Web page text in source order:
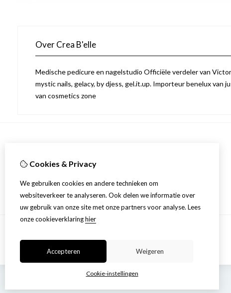
Over Crea B'elle
Medische pedicure en nagelstudio Officiële verdeler van
mystic nails, gelacy, by djess, gel.it.up. Importeur benelux van
van cosmetics zone
Over ons
Algemene voorwaarden
Cookies & Privacy
We gebruiken cookies en andere technieken om
websiteverkeer te analyseren. Ook delen we informatie over
uw gebruik van onze site met onze partners voor analyse. Lees
onze cookieverklaringhier
Accepteren Weigeren
Cookie-instellingen